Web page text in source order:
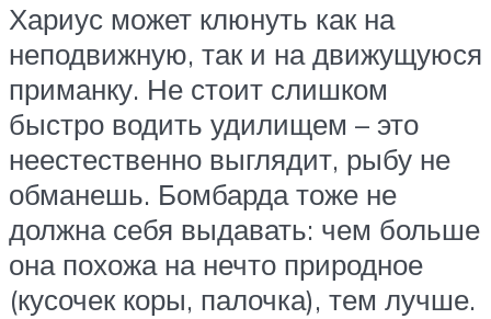
Хариус может клюнуть как на
неподвижную, так и на движущуюся
приманку. Не стоит слишком
быстро водить удилищем – это
неестественно выглядит, рыбу не
обманешь. Бомбарда тоже не
должна себя выдавать: чем больше
она похожа на нечто природное
(кусочек коры, палочка), тем лучше.